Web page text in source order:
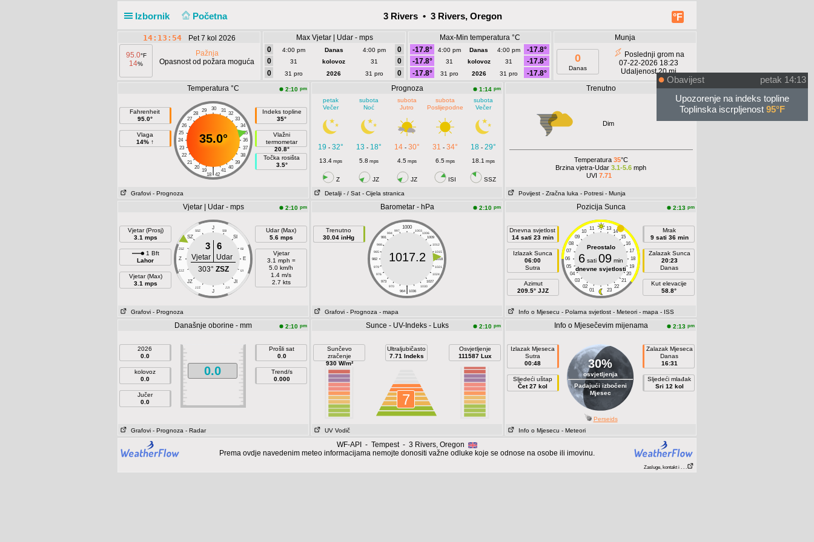
Izbornik Početna °F
3 Rivers • 3 Rivers, Oregon
14:13:54
Pet 7 kol 2026
95.0°F
14%
Pažnja
Opasnost od požara moguća
Max Vjetar | Udar - mps
0
4:00 pm Danas 4:00 pm
0
0
31 kolovoz 31
0
0
31 pro 2026 31 pro 0
Max-Min temperatura °C
-17.8°
4:00 pm Danas 4:00 pm
-17.8°
-17.8°
31 kolovoz 31
-17.8°
-17.8°
31 pro 2026 31 pro -17.8°
Munja
0
Danas
Poslednji grom na
07-22-2026 18:23
Udaljenost 20 mi
Temperatura °C
2:10 pm
Fahrenheit
95.0°
Vlaga
14% ↑
30
29 31
28
32
27
33
26
34
25
35
24
36
23
37
22
38
21
39
20
40
19 41
|
18 42
35.0°
Indeks topline
35°
Vlažni
termometar
20.8°
Točka rosišta
3.5°
Grafovi - Prognoza
Prognoza 1:14 pm
petak
Večer
subota
Noć
subota
Jutro
subota
Poslijepodne
subota
Večer
19 - 32° 13 - 18° 14- 30° 31 - 34° 18- 29°
13.4 mps 5.8 mps 4.5mps 6.5mps 18.1 mps
Z JZ JZ ISI SSZ
Detalji - / Sat - Cijela stranica
Trenutno 1:56pm
Dim
Temperatura 35°C
Brzina vjetra-Udar 3.1-5.6 mph
UVI 7.71
Povijest - Zračna luka - Potresi - Munja
Vjetar | Udar - mps 2:10 pm
Vjetar (Prosj)
3.1 mps
1 Bft
Lahor
Vjetar (Max)
3.1 mps
J
SSZ SSI
SZ SI
ZSZ ISI
Z E
ZJZ IJI
JZ JI
JJZ JJI
J
3 6
Vjetar
Udar
303° ZSZ
Udar (Max)
5.6 mps
Vjetar
3.1 mph =
5.0 km/h
1.4 m/s
2.7 kts
Grafovi - Prognoza
Barometar - hPa 2:10 pm
Trenutno
30.04 inHg
1000
997 1003
994
1006
991
1009
988
1012
985
1015
982
1018
979
1021
976
1024
973
1027
970
1030
|
964 1036
1017.2
Grafovi - Prognoza - mapa
Pozicija Sunca 2:13 pm
Dnevna svjetlost
14 sati 23 min
Izlazak Sunca
06:00
Sutra
Azimut
209.5° JJZ
11 13
10
14
09
15
08
16
07
17
06
18
05
19
04
20
03
21
02
22
01 23
Preostalo
6 sati 09 min
dnevne svjetlosti
Mrak
9 sati 36 min
Zalazak Sunca
20:23
Danas
Kut elevacije
58.8°
Info o Mjesecu - Polarna svjetlost - Meteori - mapa - ISS
Današnje oborine - mm 2:10 pm
2026
0.0
kolovoz
0.0
Jučer
0.0
0.0
Prošli sat
0.0
Trend/s
0.000
Grafovi - Prognoza - Radar
Sunce - UV-Indeks - Luks 2:10 pm
Sunčevo
zračenje
930 W/m²
Ultraljubičasto
7.71 Indeks
7
Osvjetljenje
111587 Lux
UV Vodič
Info o Mjesečevim mijenama 2:13 pm
Izlazak Mjeseca
Sutra
00:48
Sljedeći uštap
Čet 27 kol
30%
osvjetljenja
Padajući izbočeni
Mjesec
Zalazak Mjeseca
Danas
16:31
Sljedeći mlađak
Sri 12 kol
Perseids
Info o Mjesecu - Meteori
WF-API - Tempest - 3 Rivers, Oregon
Prema ovdje navedenim meteo informacijama nemojte donositi važne odluke koje se odnose na osobe ili imovinu.
Zasluge, kontakt i . . .
Obavijest
petak 14:13
Upozorenje na indeks topline
Toplinska iscrpljenost 95°F